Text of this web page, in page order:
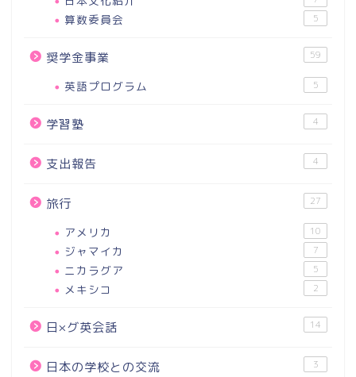
算数委員会 5
奨学金事業 59
英語プログラム 5
学習塾 4
支出報告 4
旅行 27
アメリカ 10
ジャマイカ 7
ニカラグア 5
メキシコ 2
日×グ英会話 14
日本の学校との交流 3